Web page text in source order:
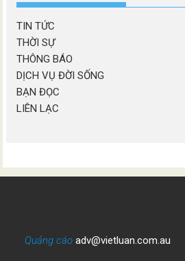
TIN TỨC
THỜI SỰ
THÔNG BÁO
DỊCH VỤ ĐỜI SỐNG
BẠN ĐỌC
LIÊN LẠC
Quảng cáo adv@vietluan.com.au